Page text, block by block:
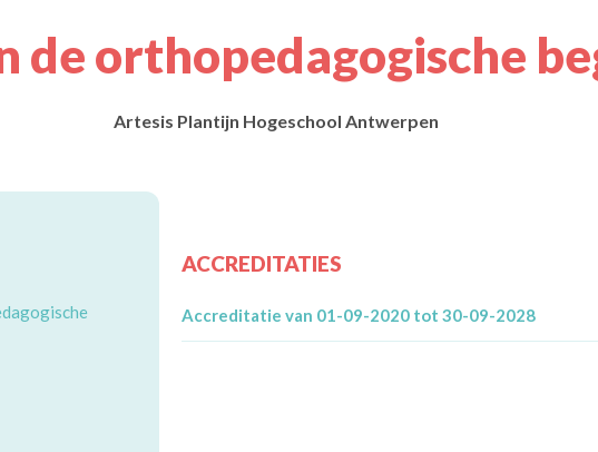
de orthopedagogische
Artesis Plantijn Hogeschool Antwerpen
ACCREDITATIES
Accreditatie van 01-09-2020 tot 30-09-2028